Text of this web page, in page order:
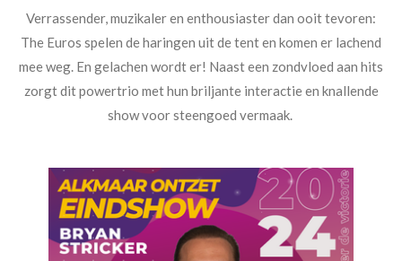
Verrassender, muzikaler en enthousiaster dan ooit tevoren:
The Euros spelen de haringen uit de tent en komen er lachend
mee weg. En gelachen wordt er! Naast een zondvloed aan hits
zorgt dit powertrio met hun briljante interactie en knallende
show voor steengoed vermaak.